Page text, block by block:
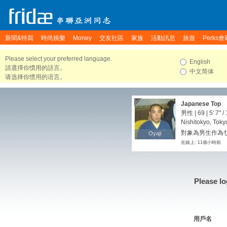
新聞&特寫 時尚娛樂 Money 交友社區 家族 活動訊息 旅遊 Perks會
Please select your preferred language.
請選擇你慣用的語言。
请选择你惯用的语言。
English
中文简体
Oyaji
Oyaji
Japanese Top
男性 | 69 | 5' 7" /
Nishitokyo,
對象為男生作為
在線上: 11個小時前
Please
用戶名